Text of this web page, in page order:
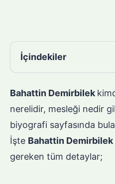
İçindekiler
Bahattin Demirbilek
nerelidir, mesleği nedir
biyografi sayfasında
İşte Bahattin Demirbilek
gereken tüm detaylar;